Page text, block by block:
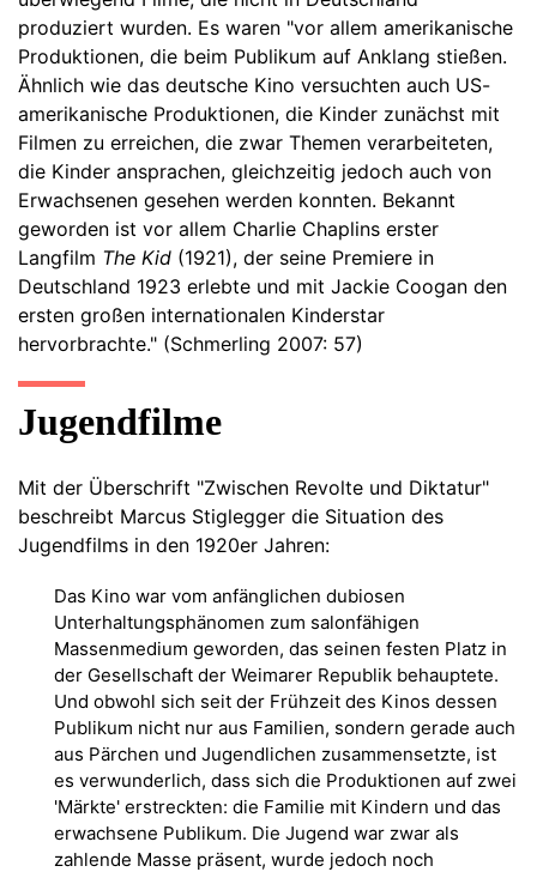
produziert wurden. Es waren "vor allem amerikanische
Produktionen, die beim Publikum auf Anklang stießen.
Ähnlich wie das deutsche Kino versuchten auch US-
amerikanische Produktionen, die Kinder zunächst mit
Filmen zu erreichen, die zwar Themen verarbeiteten,
die Kinder ansprachen, gleichzeitig jedoch auch von
Erwachsenen gesehen werden konnten. Bekannt
geworden ist vor allem Charlie Chaplins erster
Langfilm The Kid (1921), der seine Premiere in
Deutschland 1923 erlebte und mit Jackie Coogan den
ersten großen internationalen Kinderstar
hervorbrachte." (Schmerling 2007: 57)
Jugendfilme
Mit der Überschrift "Zwischen Revolte und Diktatur"
beschreibt Marcus Stiglegger die Situation des
Jugendfilms in den 1920er Jahren:
Das Kino war vom anfänglichen dubiosen
Unterhaltungsphänomen zum salonfähigen
Massenmedium geworden, das seinen festen Platz in
der Gesellschaft der Weimarer Republik behauptete.
Und obwohl sich seit der Frühzeit des Kinos dessen
Publikum nicht nur aus Familien, sondern gerade auch
aus Pärchen und Jugendlichen zusammensetzte, ist
es verwunderlich, dass sich die Produktionen auf zwei
'Märkte' erstreckten: die Familie mit Kindern und das
erwachsene Publikum. Die Jugend war zwar als
zahlende Masse präsent, wurde jedoch noch